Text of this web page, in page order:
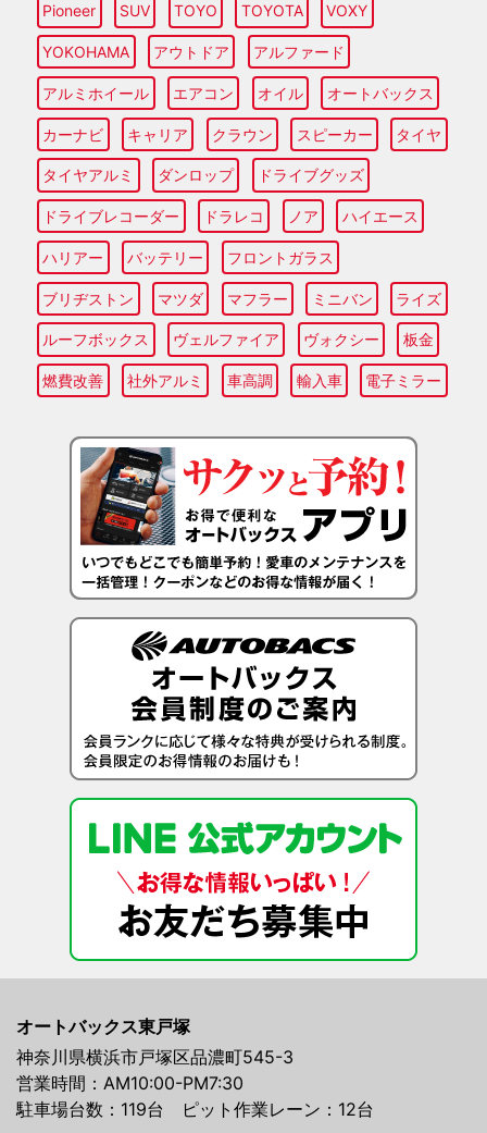
Pioneer SUV TOYO TOYOTA VOXY
YOKOHAMA アウトドア アルファード
アルミホイール エアコン オイル オートバックス
カーナビ キャリア クラウン スピーカー タイヤ
タイヤアルミ ダンロップ ドライブグッズ
ドライブレコーダー ドラレコ ノア ハイエース
ハリアー バッテリー フロントガラス
ブリヂストン マツダ マフラー ミニバン ライズ
ルーフボックス ヴェルファイア ヴォクシー 板金
燃費改善 社外アルミ 車高調 輸入車 電子ミラー
オートバックス東戸塚
神奈川県横浜市戸塚区品濃町545-3
営業時間：AM10:00-PM7:30
駐車場台数：119台 ピット作業レーン：12台